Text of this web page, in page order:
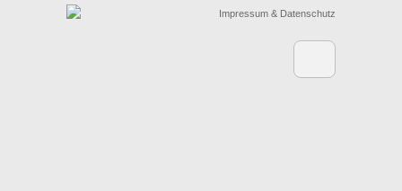
Impressum & Datenschutz